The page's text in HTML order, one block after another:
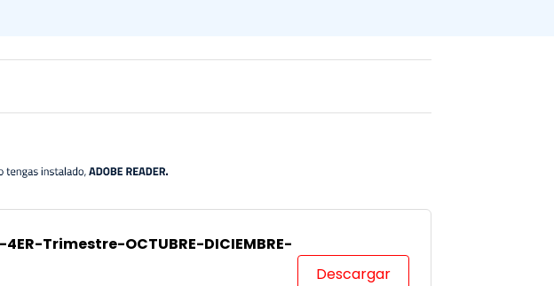
Trimestre-OCTUBRE-DICIEMBRE-
Descargar